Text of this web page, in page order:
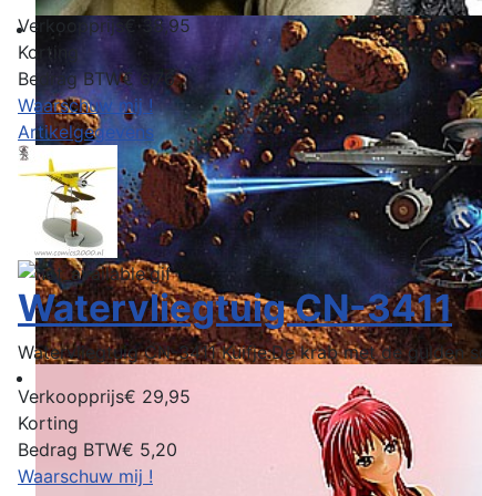
Verkoopprijs€ 38,95
Korting
Bedrag BTW€ 6,76
Waarschuw mij !
Artikelgegevens
Watervliegtuig CN-3411
Watervliegtuig CN-3411 Kuifje:De krab met de gulden
Verkoopprijs€ 29,95
Korting
Bedrag BTW€ 5,20
Waarschuw mij !